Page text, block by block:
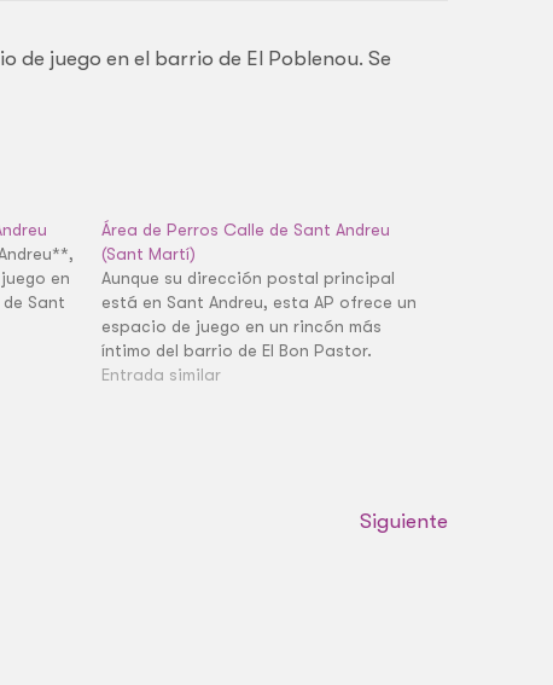
de juego en el barrio de El Poblenou. Se
en
Sant
Área de Perros Calle de Sant Andreu
(Sant Martí)
Aunque su dirección postal principal
está en Sant Andreu, esta AP ofrece un
espacio de juego en un rincón más
íntimo del barrio de El Bon Pastor.
Entrada similar
Siguiente